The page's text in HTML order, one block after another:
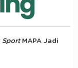
Sport MAPA Jadi